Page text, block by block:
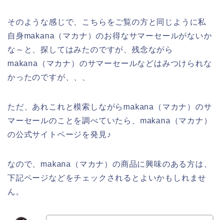
そのような感じで、こちらをご覧の方と同じように私
自身makana（マカナ）のお得なサマーセールがないか
な～と、探してはみたのですが、残念ながら
makana（マカナ）のサマーセールなどはみつけられな
かったのですが、、、
ただ、あれこれと模索しながらmakana（マカナ）のサ
マーセールのことを調べていたら、makana（マカナ）
の公式サイトページを発見♪
なので、makana（マカナ）の商品に興味のある方は、
下記ページなどをチェックされるとよいかもしれませ
ん。